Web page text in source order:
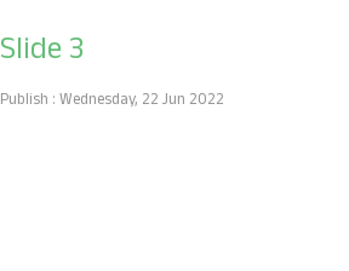
Slide 3
Publish : Wednesday, 22 Jun 2022